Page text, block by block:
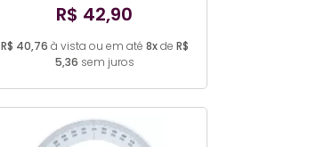
R$ 42,90
R$ 40,76 à vista ou em até 8xde R$
5,36 sem juros